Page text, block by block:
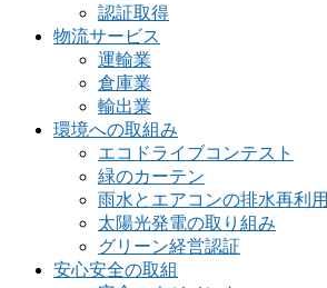
認証取得
物流サービス
運輸業
倉庫業
輸出業
環境への取組み
エコドライブコンテスト
緑のカーテン
雨水とエアコンの排水再利用
太陽光発電の取り組み
グリーン経営認証
安心安全の取組